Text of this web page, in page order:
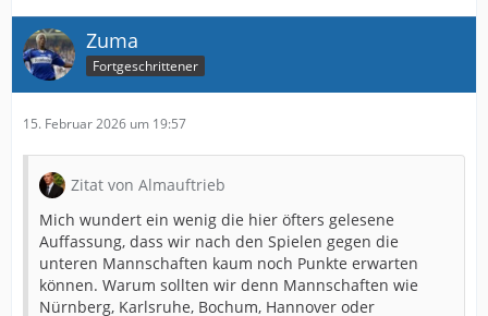
Zuma
Fortgeschrittener
15. Februar 2026 um 19:57
Zitat von Almauftrieb
Mich wundert ein wenig die hier öfters gelesene
Auffassung, dass wir nach den Spielen gegen die
unteren Mannschaften kaum noch Punkte erwarten
können. Warum sollten wir denn Mannschaften wie
Nürnberg, Karlsruhe, Bochum, Hannover oder